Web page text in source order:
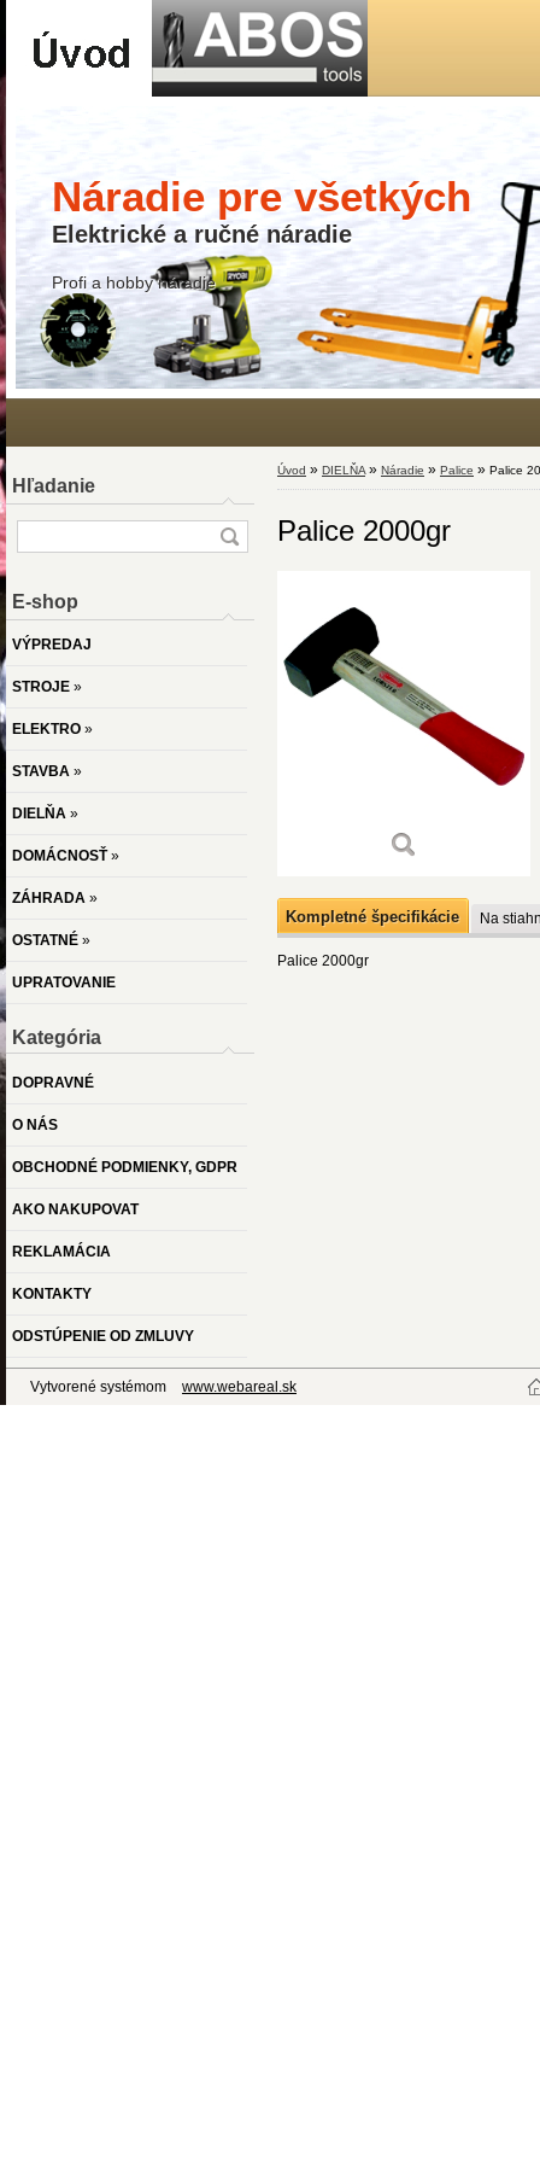
Náradie pre všetkých
Elektrické a ručné náradie
Profi a hobby náradie
Hľadanie
E-shop
VÝPREDAJ
STROJE »
ELEKTRO »
STAVBA »
DIELŇA »
DOMÁCNOSŤ»
ZÁHRADA »
OSTATNÉ »
UPRATOVANIE
Kategória
DOPRAVNÉ
O NÁS
OBCHODNÉ PODMIENKY, GDPR
AKO NAKUPOVAT
REKLAMÁCIA
KONTAKTY
ODSTÚPENIE OD ZMLUVY
Úvod » DIELŇA » Náradie » Palice » Palice
Palice 2000gr
Kompletné špecifikácie Na
Palice 2000gr
Vytvorené systémom www.webareal.sk